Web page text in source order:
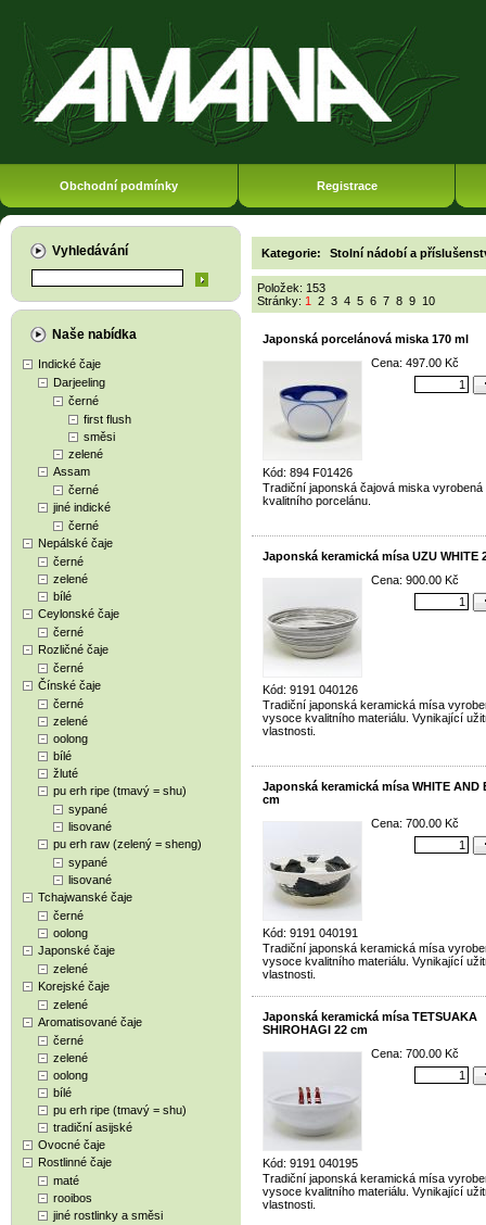
Obchodní podmínky Registrace
Vyhledávání
Naše nabídka
Indické čaje
Darjeeling
černé
first flush
směsi
zelené
Assam
černé
jiné indické
černé
Nepálské čaje
černé
zelené
bílé
Ceylonské čaje
černé
Rozličné čaje
černé
Čínské čaje
černé
zelené
oolong
bílé
žluté
pu erh ripe (tmavý = shu)
sypané
lisované
pu erh raw (zelený = sheng)
sypané
lisované
Tchajwanské čaje
černé
oolong
Japonské čaje
zelené
Korejské čaje
zelené
Aromatisované čaje
černé
zelené
oolong
bílé
pu erh ripe (tmavý = shu)
tradiční asijské
Ovocné čaje
Rostlinné čaje
maté
rooibos
jiné rostlinky a směsi
Kategorie: Stolní nádobí a
Položek: 153
Stránky: 1 2 3 4 5 6 7 8 9 10
Japonská porcelánová miska 170 ml
Kód: 894 F01426
Cena: 497.00 Kč
Tradiční japonská čajová miska
kvalitního porcelánu.
Japonská keramická mísa UZU WHITE
Kód: 9191 040126
Cena: 900.00 Kč
Tradiční japonská keramická mísa
vysoce kvalitního materiálu. Vynikající
vlastnosti.
Japonská keramická mísa WHITE AND
cm
Kód: 9191 040191
Cena: 700.00 Kč
Tradiční japonská keramická mísa
vysoce kvalitního materiálu. Vynikající
vlastnosti.
Japonská keramická mísa TETSUAKA
SHIROHAGI 22 cm
Kód: 9191 040195
Cena: 700.00 Kč
Tradiční japonská keramická mísa
vysoce kvalitního materiálu. Vynikající
vlastnosti.